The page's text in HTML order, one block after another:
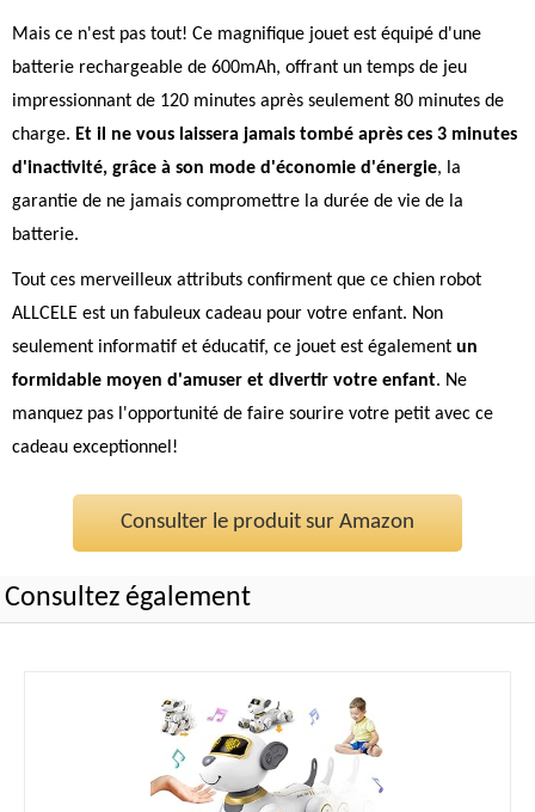
Mais ce n'est pas tout! Ce magnifique jouet est équipé d'une
batterie rechargeable de 600mAh, offrant un temps de jeu
impressionnant de 120 minutes après seulement 80 minutes de
charge. Et il ne vous laissera jamais tombé après ces 3 minutes
d'inactivité, grâce à son mode d'économie d'énergie, la
garantie de ne jamais compromettre la durée de vie de la
batterie.
Tout ces merveilleux attributs confirment que ce chien robot
ALLCELE est un fabuleux cadeau pour votre enfant. Non
seulement informatif et éducatif, ce jouet est également un
formidable moyen d'amuser et divertir votre enfant. Ne
manquez pas l'opportunité de faire sourire votre petit avec ce
cadeau exceptionnel!
Consulter le produit sur Amazon
Consultez également